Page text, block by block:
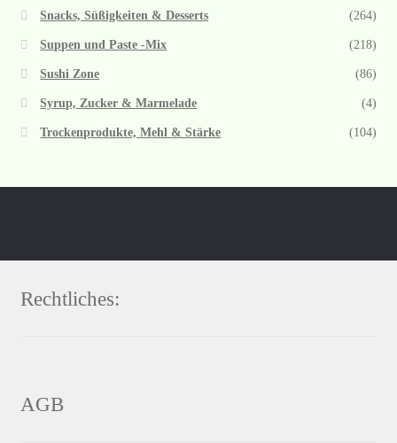
Snacks, Süßigkeiten & Desserts (264)
Suppen und Paste -Mix (218)
Sushi Zone (86)
Syrup, Zucker & Marmelade (4)
Trockenprodukte, Mehl & Stärke (104)
Rechtliches:
AGB